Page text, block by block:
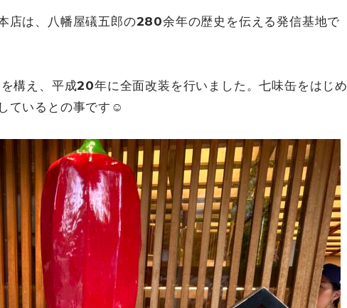
店は、八幡屋礒五郎の280余年の歴史を伝える発信基地で
構え、平成20年に全面改装を行いました。七味缶をはじめ
ているとの事です☺